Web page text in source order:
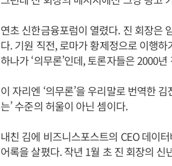
연초 신한금융포럼이 열렸다. 진 회장은
다. 기원 직전, 로마가 황제정으로 이행
하나가 ‘의무론’인데, 토론자들은 2000
이 자리엔 ‘의무론’을 우리말로 번역한
는’ 수준의 허울이 아닌 셈이다.
내친 김에 비즈니스포스트의 CEO 데이
어록을 살폈다. 작년 1월 초 진 회장의